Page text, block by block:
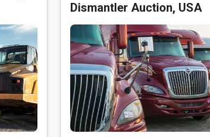
Dismantler Auction, USA